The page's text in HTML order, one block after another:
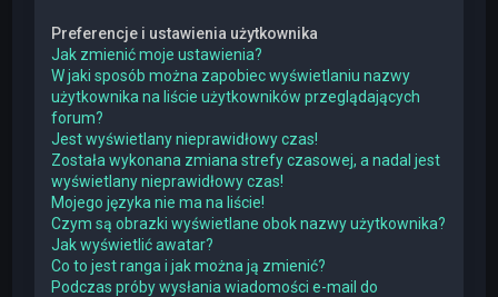
Preferencje i ustawienia użytkownika
Jak zmienić moje ustawienia?
W jaki sposób można zapobiec wyświetlaniu nazwy
użytkownika na liście użytkowników przeglądających
forum?
Jest wyświetlany nieprawidłowy czas!
Została wykonana zmiana strefy czasowej, a nadal jest
wyświetlany nieprawidłowy czas!
Mojego języka nie ma na liście!
Czym są obrazki wyświetlane obok nazwy użytkownika?
Jak wyświetlić awatar?
Co to jest ranga i jak można ją zmienić?
Podczas próby wysłania wiadomości e-mail do